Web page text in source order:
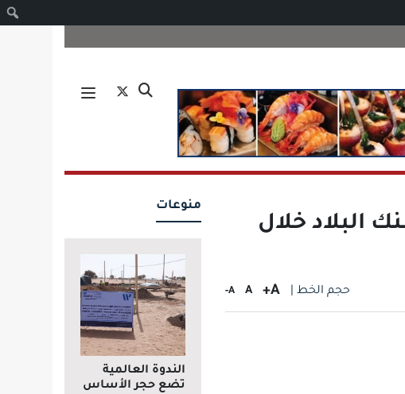
البلاد خلال
حجم الخط | A+
A
A-
منوعات
الندوة العالمية
تضع حجر الأساس